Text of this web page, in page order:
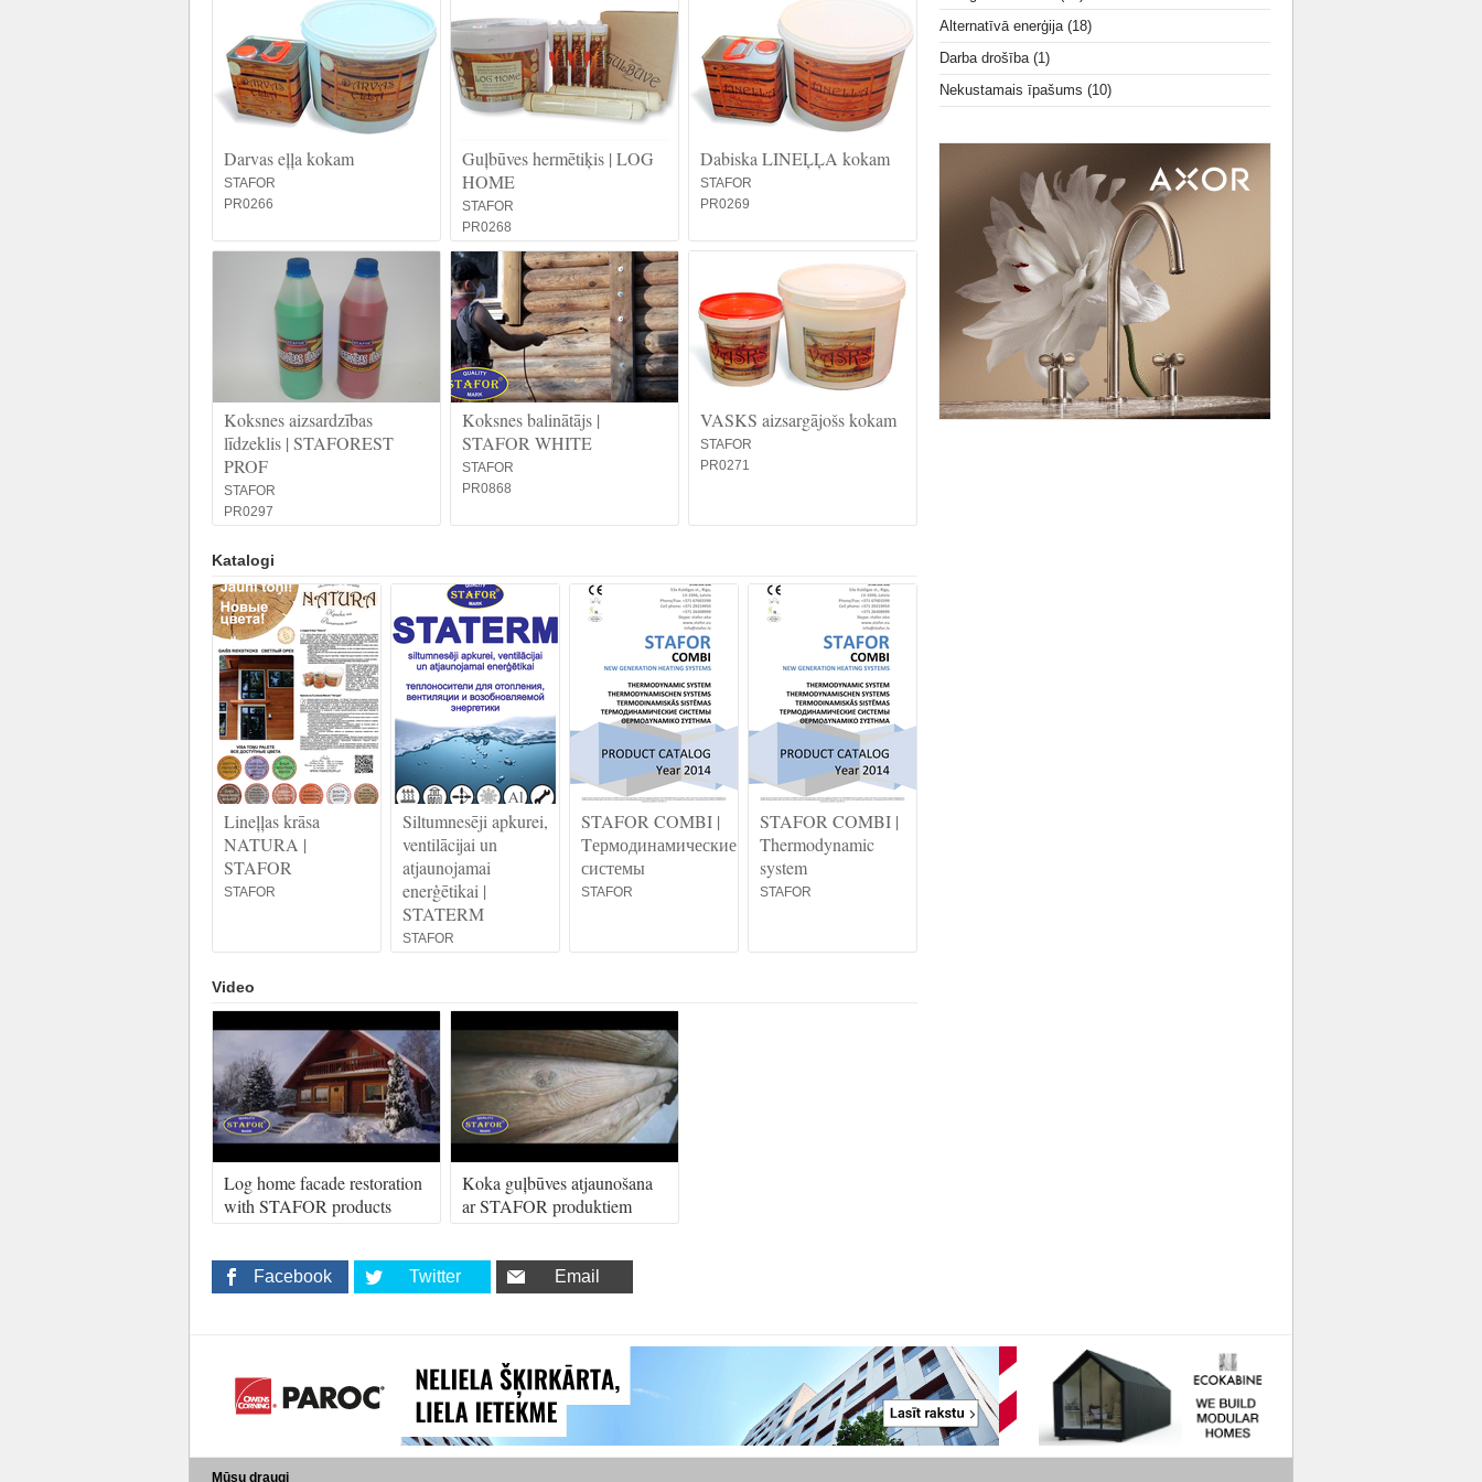
Darvas eļļa kokam
STAFOR
PR0266
Guļbūves hermētiķis | LOG
HOME
STAFOR
PR0268
Dabiska LINEĻĻA kokam
STAFOR
PR0269
Koksnes aizsardzības
līdzeklis | STAFOREST
PROF
STAFOR
PR0297
Koksnes balinātājs |
STAFOR WHITE
STAFOR
PR0868
VASKS aizsargājošs kokam
STAFOR
PR0271
Katalogi
Lineļļas krāsa
NATURA |
STAFOR
STAFOR
Siltumnesēji apkurei,
ventilācijai un
atjaunojamai
enerģētikai |
STATERM
STAFOR
STAFOR COMBI |
Tермодинамические
системы
STAFOR
STAFOR COMBI |
Thermodynamic
system
STAFOR
Video
Log home facade restoration
with STAFOR products
Koka guļbūves atjaunošana
ar STAFOR produktiem
Facebook Twitter Email
Alternatīvā enerģija (18)
Darba drošība (1)
Nekustamais īpašums (10)
Mūsu draugi